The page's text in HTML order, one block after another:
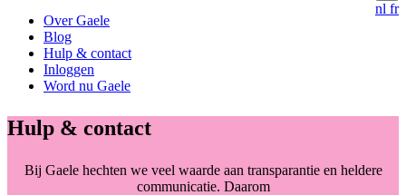
nl fr
Over Gaele
Blog
Hulp & contact
Inloggen
Word nu Gaele
Hulp & contact
Bij Gaele hechten we veel waarde aan transparantie en heldere
communicatie. Daarom